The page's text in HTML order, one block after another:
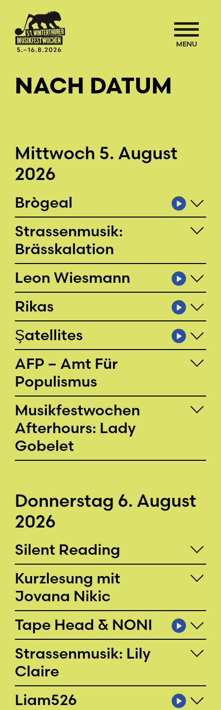
MENU
NACH DATUM
Mittwoch 5. August
2026
Brògeal
Strassenmusik:
Brässkalation
Leon Wiesmann
Rikas
Şatellites
AFP – Amt Für
Populismus
Musikfestwochen
Afterhours: Lady
Gobelet
Donnerstag 6. August
2026
Silent Reading
Kurzlesung mit
Jovana Nikic
Tape Head & NONI
Strassenmusik: Lily
Claire
Liam526